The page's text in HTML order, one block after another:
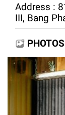
Address :
III, Bang
PHOTOS